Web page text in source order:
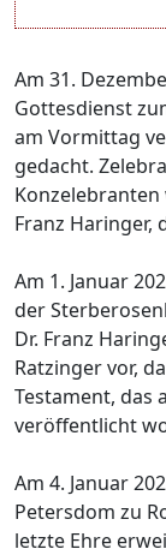
Am 31.
Gottesdienst
am Vormittag
gedacht.
Konzelebranten
Franz Haringer,
Am 1. Januar
der
Dr. Franz
Ratzinger vor,
Testament, das
veröffentlicht
Am 4. Januar
Petersdom zu
letzte Ehre